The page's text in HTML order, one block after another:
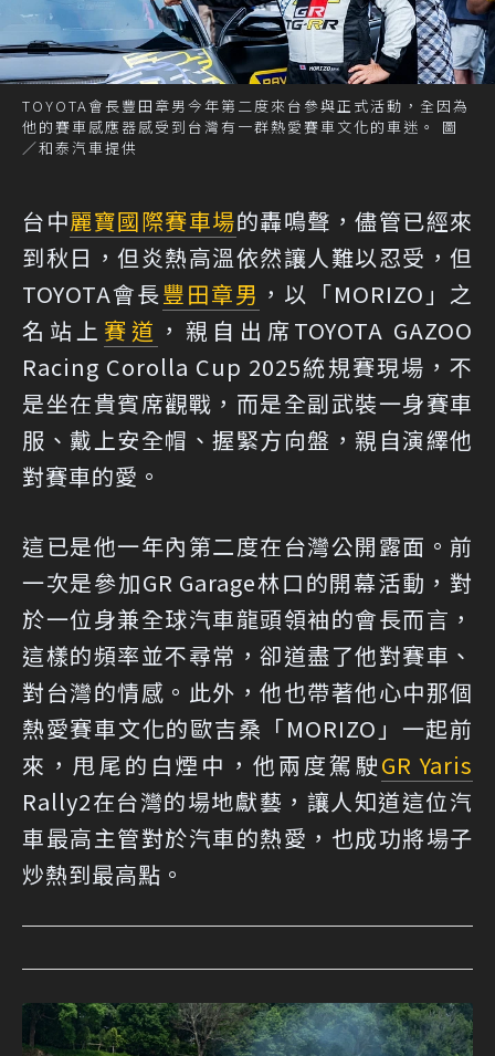
TOYOTA會長豐田章男今年第二度來台參與正式活動，全因為
他的賽車感應器感受到台灣有一群熱愛賽車文化的車迷。 圖
／和泰汽車提供
台中麗寶國際賽車場的轟鳴聲，儘管已經來
到秋日，但炎熱高溫依然讓人難以忍受，但
TOYOTA會長豐田章男 ，以「MORIZO」之
名站上 賽道 ，親自出席TOYOTA GAZOO
Racing Corolla Cup 2025統規賽現場，不
是坐在貴賓席觀戰，而是全副武裝一身賽車
服、戴上安全帽、握緊方向盤，親自演繹他
對賽車的愛。
這已是他一年內第二度在台灣公開露面。前
一次是參加GR Garage林口的開幕活動，對
於一位身兼全球汽車龍頭領袖的會長而言，
這樣的頻率並不尋常，卻道盡了他對賽車、
對台灣的情感。此外，他也帶著他心中那個
熱愛賽車文化的歐吉桑「MORIZO」一起前
來，甩尾的白煙中，他兩度駕駛GR Yaris
Rally2在台灣的場地獻藝，讓人知道這位汽
車最高主管對於汽車的熱愛，也成功將場子
炒熱到最高點。